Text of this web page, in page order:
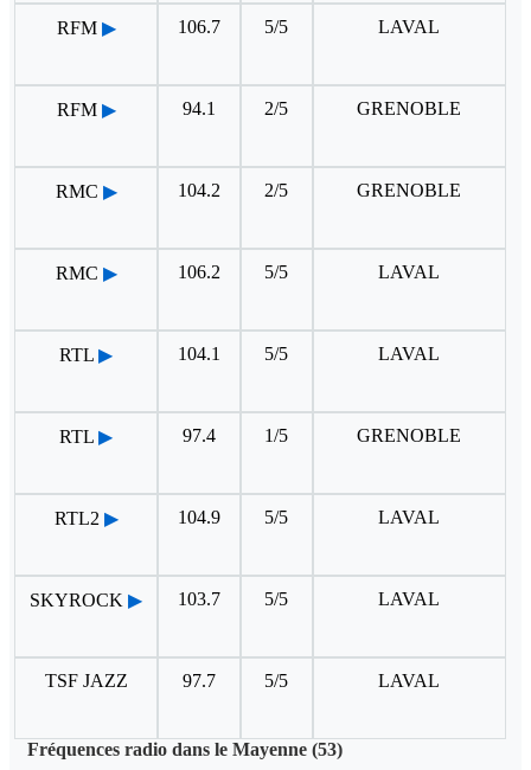
RFM ▶ 106.7 5/5 LAVAL
RFM ▶ 94.1 2/5 GRENOBLE
RMC ▶ 104.2 2/5 GRENOBLE
RMC ▶ 106.2 5/5 LAVAL
RTL ▶ 104.1 5/5 LAVAL
RTL ▶ 97.4 1/5 GRENOBLE
RTL2 ▶ 104.9 5/5 LAVAL
SKYROCK ▶ 103.7 5/5 LAVAL
TSF JAZZ 97.7 5/5 LAVAL
Fréquences radio dans le Mayenne (53)